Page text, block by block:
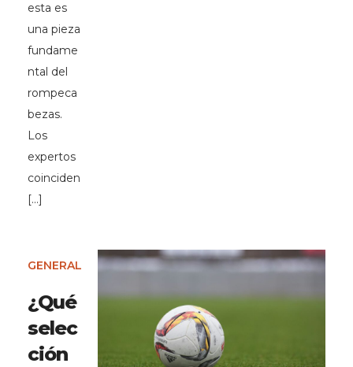
esta es
una pieza
fundame
ntal del
rompeca
bezas.
Los
expertos
coinciden
[…]
GENERAL
¿Qué
selec
ción